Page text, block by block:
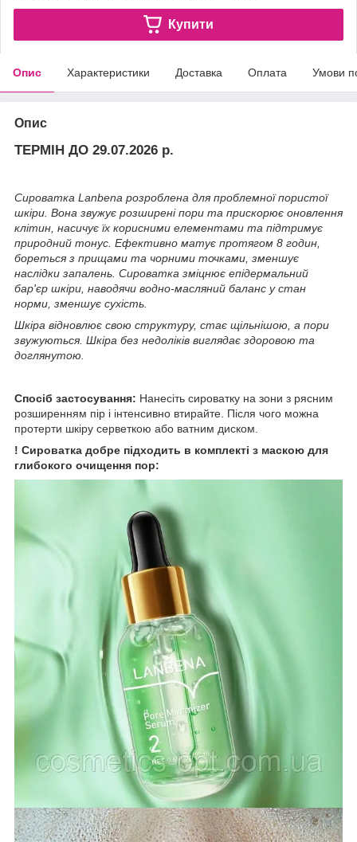
Купити
Опис Характеристики Доставка Оплата Умови
Опис
ТЕРМІН ДО 29.07.2026 р.
Сироватка Lanbena розроблена для проблемної пористої
шкіри. Вона звужує розширені пори та прискорює оновлення
клітин, насичує їх корисними елементами та підтримує
природний тонус. Ефективно матує протягом 8 годин,
бореться з прищами та чорними точками, зменшує
наслідки запалень. Сироватка зміцнює епідермальний
бар'єр шкіри, наводячи водно-масляний баланс у стан
норми, зменшує сухість.
Шкіра відновлює свою структуру, стає щільнішою, а пори
звужуються. Шкіра без недоліків виглядає здоровою та
доглянутою.
Спосіб застосування: Нанесіть сироватку на зони з рясним
розширенням пір і інтенсивно втирайте. Після чого можна
протерти шкіру серветкою або ватним диском.
! Сироватка добре підходить в комплекті з маскою для
глибокого очищення пор: